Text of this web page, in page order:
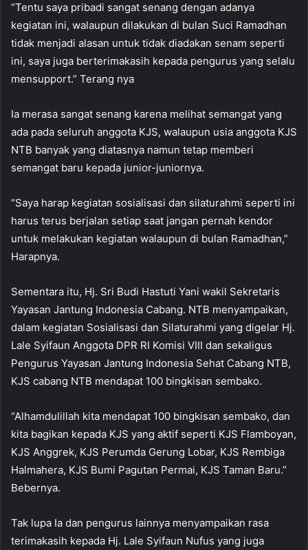
“Tentu saya pribadi sangat senang dengan adanya
kegiatan ini, walaupun dilakukan di bulan Suci Ramadhan
tidak menjadi alasan untuk tidak diadakan senam seperti
ini, saya juga berterimakasih kepada pengurus yang selalu
mensupport.” Terang nya
Ia merasa sangat senang karena melihat semangat yang
ada pada seluruh anggota KJS, walaupun usia anggota KJS
NTB banyak yang diatasnya namun tetap memberi
semangat baru kepada junior-juniornya.
“Saya harap kegiatan sosialisasi dan silaturahmi seperti ini
harus terus berjalan setiap saat jangan pernah kendor
untuk melakukan kegiatan walaupun di bulan Ramadhan,”
Harapnya.
Sementara itu, Hj. Sri Budi Hastuti Yani wakil Sekretaris
Yayasan Jantung Indonesia Cabang. NTB menyampaikan,
dalam kegiatan Sosialisasi dan Silaturahmi yang digelar Hj.
Lale Syifaun Anggota DPR RI Komisi VIII dan sekaligus
Pengurus Yayasan Jantung Indonesia Sehat Cabang NTB,
KJS cabang NTB mendapat 100 bingkisan sembako.
“Alhamdulillah kita mendapat 100 bingkisan sembako, dan
kita bagikan kepada KJS yang aktif seperti KJS Flamboyan,
KJS Anggrek, KJS Perumda Gerung Lobar, KJS Rembiga
Halmahera, KJS Bumi Pagutan Permai, KJS Taman Baru.”
Bebernya.
Tak lupa Ia dan pengurus lainnya menyampaikan rasa
terimakasih kepada Hj. Lale Syifaun Nufus yang juga